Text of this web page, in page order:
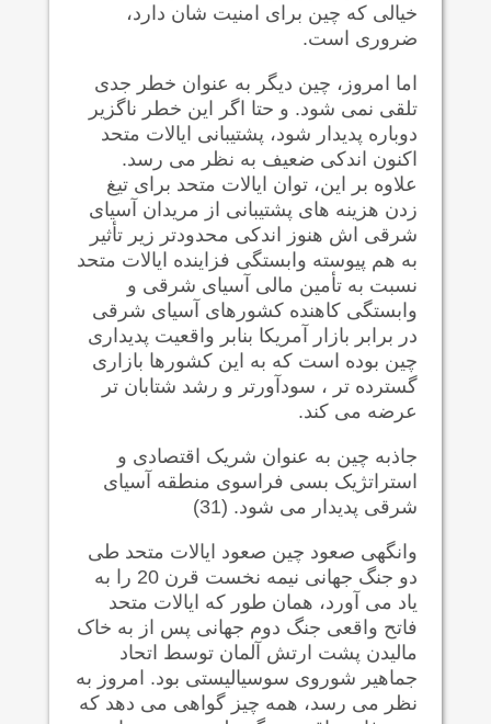
خیالی که چین برای امنیت شان دارد،
ضروری است.
اما امروز، چین دیگر به عنوان خطر جدی
تلقی نمی شود. و حتا اگر این خطر ناگزیر
دوباره پدیدار شود، پشتیبانی ایالات متحد
اکنون اندکی ضعیف به نظر می رسد.
علاوه بر این، توان ایالات متحد برای تیغ
زدن هزینه های پشتیبانی از مریدان آسیای
شرقی اش هنوز اندکی محدودتر زیر تأثیر
به هم پیوسته وابستگی فزاینده ایالات متحد
نسبت به تأمین مالی آسیای شرقی و
وابستگی کاهنده کشورهای آسیای شرقی
در برابر بازار آمریکا بنابر واقعیت پدیداری
چین بوده است که به این کشورها بازاری
گسترده تر ، سودآورتر و رشد شتابان تر
عرضه می کند.
جاذبه چین به عنوان شریک اقتصادی و
استراتژیک بسی فراسوی منطقه آسیای
شرقی پدیدار می شود. (31)
وانگهی صعود چین صعود ایالات متحد طی
دو جنگ جهانی نیمه نخست قرن 20 را به
یاد می آورد، همان طور که ایالات متحد
فاتح واقعی جنگ دوم جهانی پس از به خاک
مالیدن پشت ارتش آلمان توسط اتحاد
جماهیر شوروی سوسیالیستی بود. امروز به
نظر می رسد، همه چیز گواهی می دهد که